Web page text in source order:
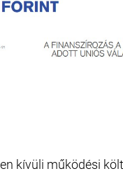
kívüli működési